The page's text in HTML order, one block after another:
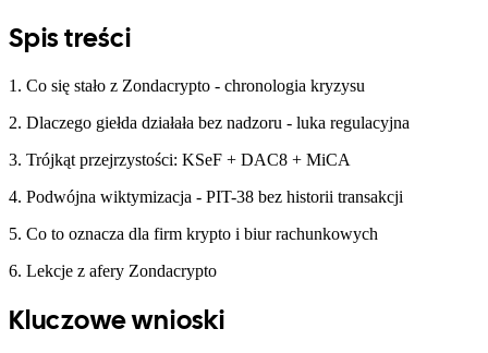
Spis treści
1. Co się stało z Zondacrypto - chronologia kryzysu
2. Dlaczego giełda działała bez nadzoru - luka regulacyjna
3. Trójkąt przejrzystości: KSeF + DAC8 + MiCA
4. Podwójna wiktymizacja - PIT-38 bez historii transakcji
5. Co to oznacza dla firm krypto i biur rachunkowych
6. Lekcje z afery Zondacrypto
Kluczowe wnioski